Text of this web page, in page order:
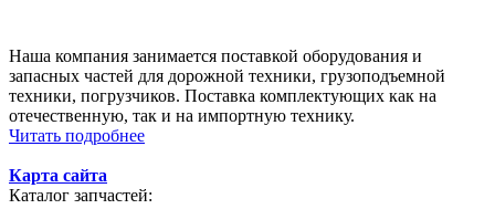
Наша компания занимается поставкой оборудования и
запасных частей для дорожной техники, грузоподъемной
техники, погрузчиков. Поставка комплектующих как на
отечественную, так и на импортную технику.
Читать подробнее
Карта сайта
Каталог запчастей: